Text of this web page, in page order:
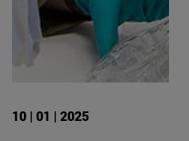
10 | 01 | 2025